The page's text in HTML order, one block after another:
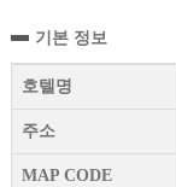
기본 정보
호텔명
주소
MAP CODE